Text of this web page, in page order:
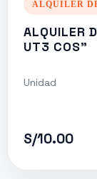
ALQUILER
ALQUILER
UT3 COS"
Unidad
S/10.00